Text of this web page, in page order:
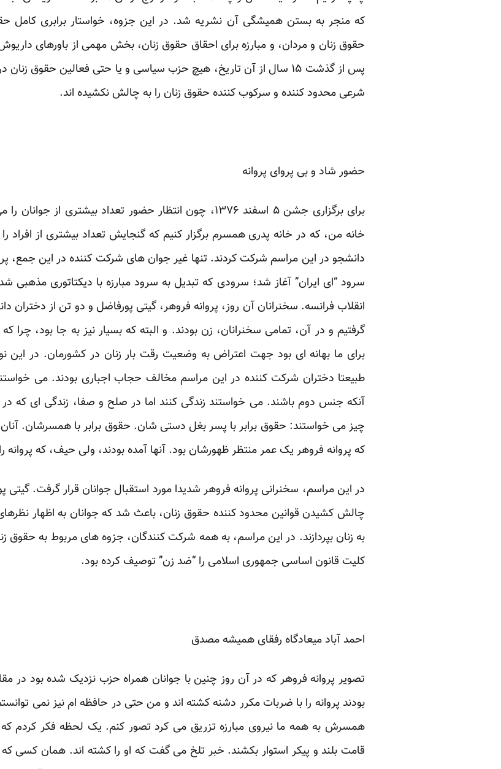
که منجر به بستن همیشگی آن نشریه شد. در این جزوه، خواستار برابری کامل
حقوق زنان و مردان، و مبارزه برای احقاق حقوق زنان، بخش مهمی از باورهای
پس از گذشت ۱۵ سال از آن تاریخ، هیچ حزب سیاسی و یا حتی فعالین حقوق
شرعی محدود کننده و سرکوب کننده حقوق زنان را به چالش نکشیده اند.
حضور شاد و بی پروای پروانه
برای برگزاری جشن ۵ اسفند ۱۳۷۶، چون انتظار حضور تعداد
خانه من، که در خانه پدری همسرم برگزار کنیم که گنجایش تعداد بیشتری از افراد
دانشجو در این مراسم شرکت کردند. تنها غیر جوان های شرکت کننده در این جمع،
سرود “ای ایران” آغاز شد؛ سرودی که تبدیل به سرود مبارزه با دیکتاتوری
انقلاب فرانسه. سخنرانان آن روز، پروانه فروهر، گیتی پورفاضل و دو تن از
گرفتیم و در آن، تمامی سخنرانان، زن بودند. و البته که بسیار نیز به جا بود، چرا
برای ما بهانه ای بود جهت اعتراض به وضعیت رقت بار زنان در کشورمان. در
طبیعتا دختران شرکت کننده در این مراسم مخالف حجاب اجباری بودند. می
آنکه جنس دوم باشند. می خواستند زندگی کنند اما در صلح و صفا، زندگی ای که
چیز می خواستند: حقوق برابر با پسر بغل دستی شان. حقوق برابر با همسرشان.
که پروانه فروهر یک عمر منتظر ظهورشان بود. آنها آمده بودند، ولی حیف، که پروانه
در این مراسم، سخنرانی پروانه فروهر شدیدا مورد استقبال جوانان قرار گرفت. گیتی
چالش کشیدن قوانین محدود کننده حقوق زنان، باعث شد که جوانان به اظهار
به زنان بپردازند. در این مراسم، به همه شرکت کنندگان، جزوه های مربوط به
کلیت قانون اساسی جمهوری اسلامی را “ضد زن” توصیف کرده بود.
احمد آباد میعادگاه رفقای همیشه مصدق
تصویر پروانه فروهر که در آن روز چنین با جوانان همراه حزب نزدیک شده بود در
بودند پروانه را با ضربات مکرر دشنه کشته اند و من حتی در حافظه ام نیز نمی
همسرش به همه ما نیروی مبارزه تزریق می کرد تصور کنم. یک لحظه فکر کردم که
قامت بلند و پیکر استوار بکشند. خبر تلخ می گفت که او را کشته اند. همان کسی